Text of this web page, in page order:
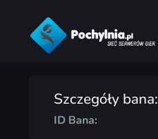
Szczegóły bana:
ID Bana: